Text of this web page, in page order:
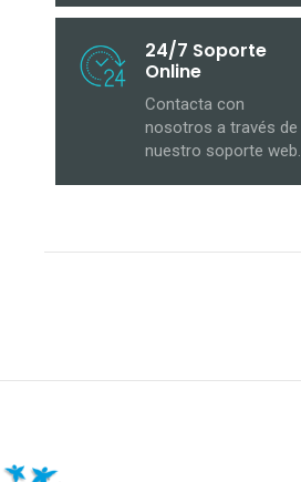
24/7 Soporte
Online
Contacta con
nosotros a través de
nuestro soporte web.